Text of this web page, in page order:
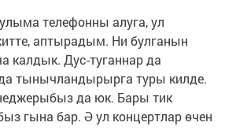
телефонны алуга, ул
аптырадым. Ни булганын
калдык. Дус-туганнар да
тынычландырырга туры килде.
да юк. Бары тик
гына бар. Ә ул концертлар өчен